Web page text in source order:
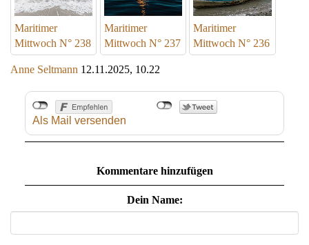
Maritimer
Mittwoch N° 238
Maritimer
Mittwoch N° 237
Maritimer
Mittwoch N° 236
Anne Seltmann 12.11.2025, 10.22
Als Mail versenden
Kommentare hinzufügen
Dein Name: